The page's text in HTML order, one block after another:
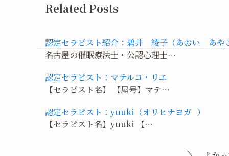
Related Posts
認定セラピスト紹介：碧井 綾子（あおい あや
名古屋の催眠療法士・公認心理士…
認定セラピスト：マテルコ・リエ
【セラピスト名】 【屋号】マテ…
認定セラピスト：yuuki（オリヒナヨガ ）
【セラピスト名】yuuki 【…